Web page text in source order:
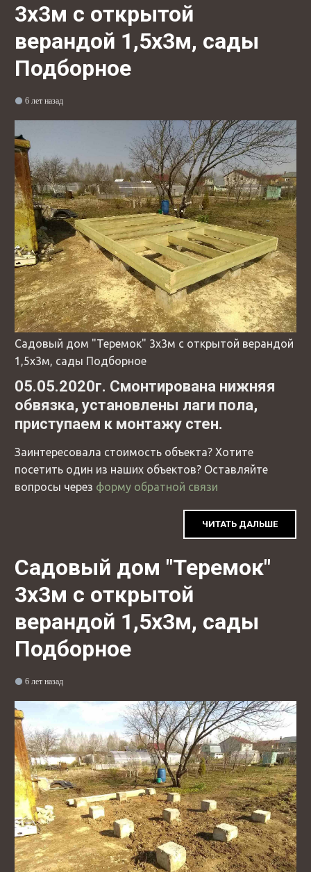
3х3м с открытой
верандой 1,5х3м, сады
Подборное
6 лет назад
Садовый дом "Теремок" 3х3м с открытой верандой
1,5х3м, сады Подборное
05.05.2020г. Смонтирована нижняя
обвязка, установлены лаги пола,
приступаем к монтажу стен.
Заинтересовала стоимость объекта? Хотите
посетить один из наших объектов? Оставляйте
вопросы через форму обратной связи
ЧИТАТЬ ДАЛЬШЕ
Садовый дом "Теремок"
3х3м с открытой
верандой 1,5х3м, сады
Подборное
6 лет назад